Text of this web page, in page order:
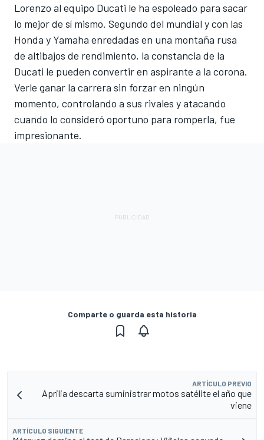
Lorenzo al equipo Ducati le ha espoleado para sacar
lo mejor de sí mismo. Segundo del mundial y con las
Honda y Yamaha enredadas en una montaña rusa
de altibajos de rendimiento, la constancia de la
Ducati le pueden convertir en aspirante a la corona.
Verle ganar la carrera sin forzar en ningún
momento, controlando a sus rivales y atacando
cuando lo consideró oportuno para romperla, fue
impresionante.
Comparte o guarda esta historia
ARTÍCULO PREVIO
Aprilia descarta suministrar motos satélite el año que
viene
ARTÍCULO SIGUIENTE